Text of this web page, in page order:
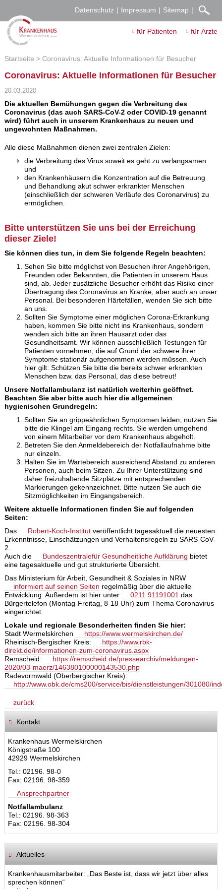
Datenschutz Impressum Sitemap
für Patienten für Ärzte
Startseite Coronavirus: Aktuelle Informationen für Besucher
Coronavirus: Aktuelle Informationen für Besucher
20.03.2020
Die aktuellen Bemühungen gegen die Verbreitung des
Coronavirus (das auch SARS-CoV-2 oder COVID-19 genannt
wird) führt auch in unserem Krankenhaus zu neuen und
ungewohnten Maßnahmen.
Alle diese Maßnahmen dienen zwei zentralen Zielen:
die Verbreitung des Virus soweit es geht zu verlangsamen
und
den Krankenhäusern die Konzentration auf die Betreuung
und Behandlung akut schwer erkrankter Menschen
(einschließlich der schweren Verläufe des Coronarvirus) zu
ermöglichen.
Bitte unterstützen Sie uns bei der Erreichung
dieser Ziele!
Sie können dies tun, in dem Sie folgende Regeln beachten:
Sehen Sie bitte möglichst von Besuchen ihrer Angehörigen,
Freunden oder Bekannten, die Patienten in unserem Haus
sind, ab. Jeder zusätzliche Besucher erhöht das Risiko einer
Übertragung des Coronavirus an Kranke, aber auch an unser
Personal. Bei besonderen Härtefällen, wenden Sie sich bitte
an uns.
Sollten Sie Symptome einer möglichen Corona-Erkrankung
haben, kommen Sie bitte nicht ins Krankenhaus, sondern
wenden sich bitte an ihren Hausarzt oder das
Gesundheitsamt. Wir können ausschließlich Testungen für
Patienten vornehmen, die auf Grund der schwere ihrer
Symptome stationär aufgenommen werden müssen. Auch
hier gilt: Schützen Sie bitte die bereits schwer erkrankten
Menschen bzw. das Personal, das diese betreut!
Unsere Notfallambulanz ist natürlich weiterhin geöffnet.
Beachten Sie aber bitte auch hier die allgemeinen
hygienischen Grundregeln:
Sollten Sie an grippeähnlichen Symptomen leiden, nutzen Sie
bitte die Klingel am Eingang rechts. Sie werden umgehend
von einem Mitarbeiter vor dem Krankenhaus abgeholt.
Betreten Sie den Anmeldebereich der Notfallaufnahme bitte
nur einzeln.
Halten Sie im Wartebereich ausreichend Abstand zu anderen
Personen, auch beim Sitzen. Zu Ihrer Unterstützung sind
daher freizuhaltende Sitzplätze mit entsprechenden
Markierungen gekennzeichnet. Bitte nutzen Sie auch die
Sitzmöglichkeiten im Eingangsbereich.
Weitere aktuelle Informationen finden Sie auf folgenden
Seiten:
Das
Robert-Koch-Institutveröffentlicht tagesaktuell die neuesten
Erkenntnisse, Einschätzungen und Verhaltensregeln zu SARS-CoV-
2.
Auch die
Bundeszentralefür Gesundheitliche Aufklärung bietet
eine tagesaktuelle und gut strukturierte Übersicht.
Das Ministerium für Arbeit, Gesundheit & Soziales in NRW
informiert auf seinen Seiten regelmäßig über die aktuelle
Entwicklung. Außerdem ist hier unter
0211 91191001 das
Bürgertelefon (Montag-Freitag, 8-18 Uhr) zum Thema Coronavirus
eingerichtet.
Lokale und regionale Besonderheiten finden Sie hier:
Stadt Wermelskirchen
https://www.wermelskirchen.de/
Rheinisch-Bergischer Kreis:
https://www.rbk-
direkt.de/informationen-zum-coronavirus.aspx
Remscheid:
https://remscheid.de/pressearchiv/meldungen-
2020/03-maerz/146380100000143530.php
Radevormwald (Oberbergischer Kreis):
http://www.obk.de/cms200/service/bis/dienstleistungen/301080/
zurück
Kontakt
Krankenhaus Wermelskirchen
Königstraße 100
42929 Wermelskirchen
Tel.: 02196. 98-0
Fax: 02196. 98-359
Ansprechpartner
Notfallambulanz
Tel.: 02196. 98-363
Fax: 02196. 98-304
Aktuelles
Krankenhausmitarbeiter: „Das Beste ist, dass wir jetzt über alles
sprechen können“